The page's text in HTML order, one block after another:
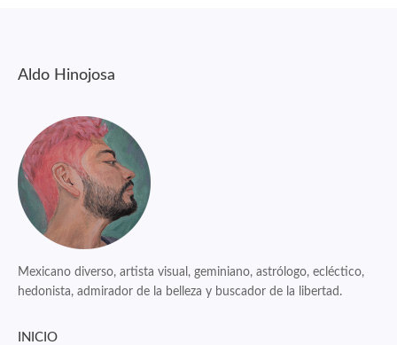
Aldo Hinojosa
Mexicano diverso, artista visual, geminiano, astrólogo, ecléctico,
hedonista, admirador de la belleza y buscador de la libertad.
INICIO